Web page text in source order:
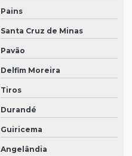
Pains
Santa Cruz de Minas
Pavão
Delfim Moreira
Tiros
Durandé
Guiricema
Angelândia